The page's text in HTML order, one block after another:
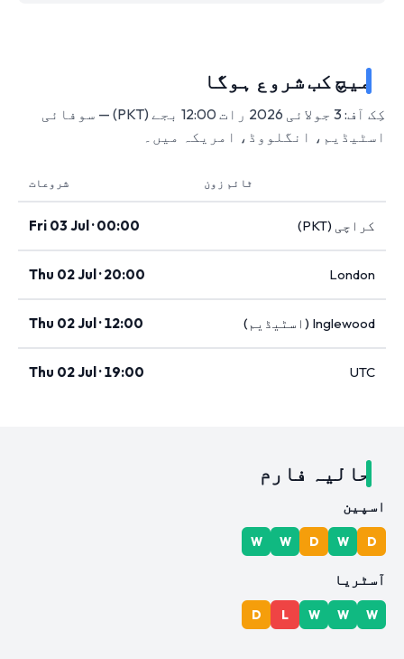
میچ کب شروع ہوگا
کِک آف: 3 جولائی 2026 رات 12:00 بجے (PKT) — سوفائی
اسٹیڈیم، انگلووڈ، امریکہ میں۔
ٹائم زون شروعات
کراچی (PKT) Fri 03 Jul · 00:00
London
Thu 02 Jul · 20:00
Inglewood (اسٹیڈیم) Thu 02 Jul · 12:00
UTC
Thu 02 Jul · 19:00
حالیہ فارم
اسپین
D
W
D
W
W
آسٹریا
W
W
W
L
D